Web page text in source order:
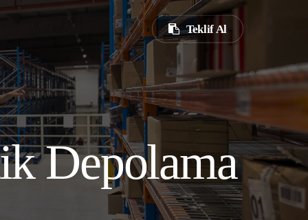
Teklif Al
Depolama